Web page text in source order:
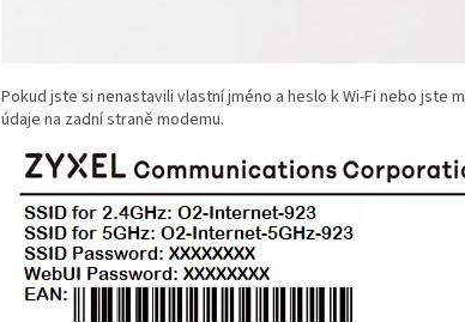
Pokud jste si nenastavili vlastní jméno a heslo k Wi‑Fi nebo
údaje na zadní straně modemu.